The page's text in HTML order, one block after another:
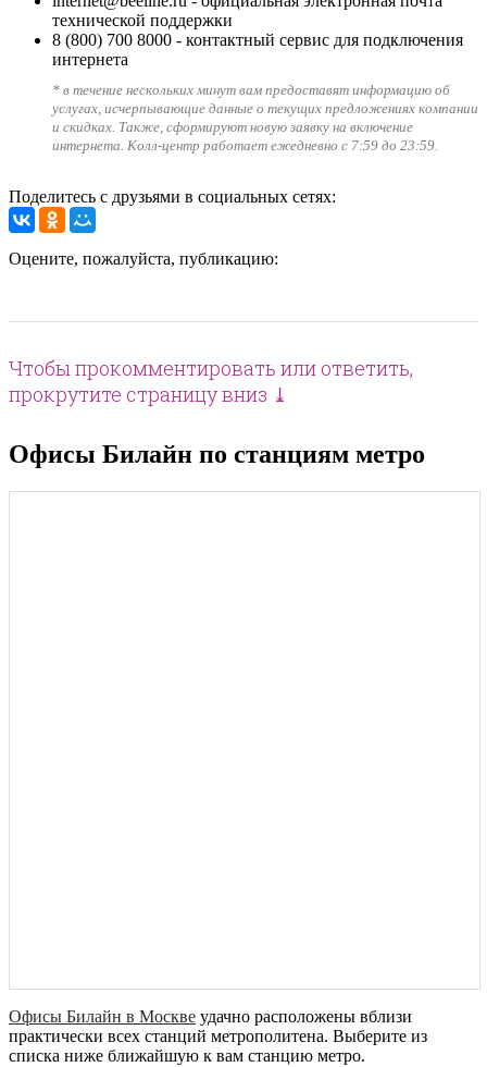
технической поддержки
8 (800) 700 8000 - контактный сервис для подключения
интернета
* в течение нескольких минут вам предоставят информацию об
услугах, исчерпывающие данные о текущих предложениях компании
и скидках. Также, сформируют новую заявку на включение
интернета. Колл-центр работает ежедневно с 7:59 до 23:59.
Поделитесь с друзьями в социальных сетях:
Оцените, пожалуйста, публикацию:
Чтобы прокомментировать или ответить,
прокрутите страницу вниз ⤓
Офисы Билайн по станциям метро
Офисы Билайн в Москве удачно расположены вблизи
практически всех станций метрополитена. Выберите из
списка ниже ближайшую к вам станцию метро.